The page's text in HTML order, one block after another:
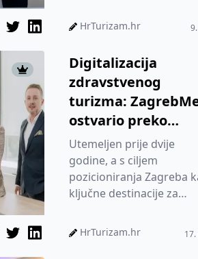
HrTurizam.hr
Digitalizacija
zdravstvenog
turizma:
ostvario preko
200.000 korisnika u
dvije godine
Utemeljen prije dvije
godine, a s ciljem
pozicioniranja Zagreba
ključne destinacije za
ZagrebMed je postao
HrTurizam.hr